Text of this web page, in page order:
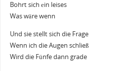
Bohrt sich еin leises
Was wäre wenn
Und sie stellt sich die Frage
Wenn ich die Augen schließ
Wird die Fünfe dann grade